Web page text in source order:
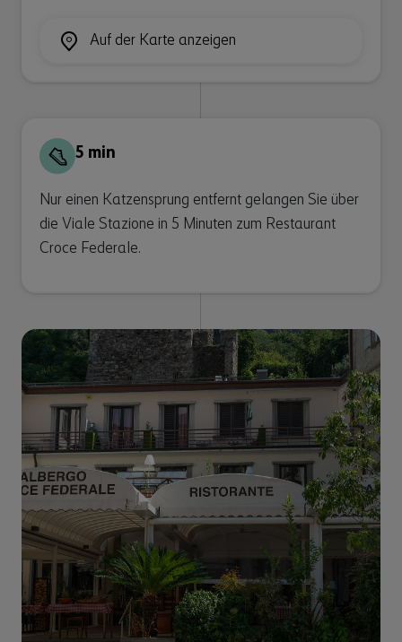
Auf der Karte anzeigen
5 min
Nur einen Katzensprung entfernt gelangen Sie über
die Viale Stazione in 5 Minuten zum Restaurant
Croce Federale.